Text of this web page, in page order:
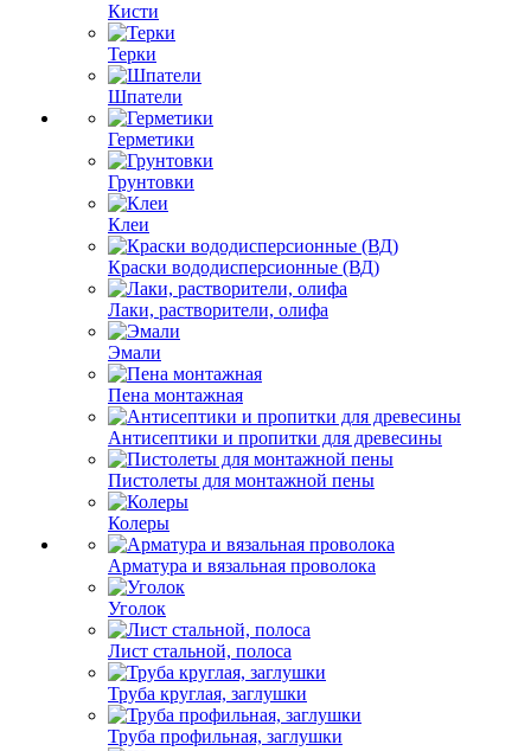
Кисти
Терки
Шпатели
Герметики
Грунтовки
Клеи
Краски вододисперсионные (ВД)
Лаки, растворители, олифа
Эмали
Пена монтажная
Антисептики и пропитки для древесины
Пистолеты для монтажной пены
Колеры
Арматура и вязальная проволока
Уголок
Лист стальной, полоса
Труба круглая, заглушки
Труба профильная, заглушки